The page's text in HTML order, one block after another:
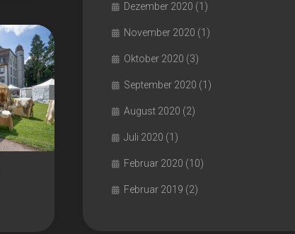
Dezember 2020 (1)
November 2020 (1)
Oktober 2020 (3)
September 2020 (1)
August 2020 (2)
Juli 2020 (1)
Februar 2020 (10)
Februar 2019 (2)